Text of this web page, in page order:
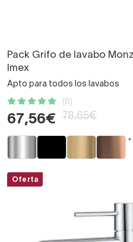
Pack Grifo de lavabo
Imex
Apto para todos los lavabos
(8)
67,56€ 78,65€
+
Oferta